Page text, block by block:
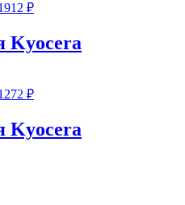
₽
Kyocera
₽
Kyocera